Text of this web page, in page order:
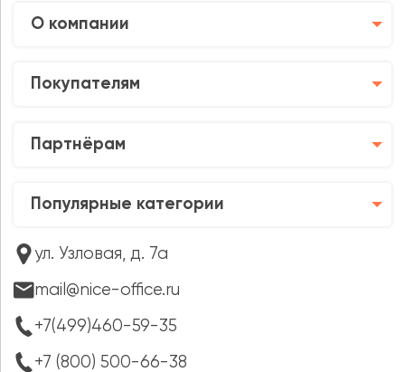
О компании
Покупателям
Партнёрам
Популярные категории
ул. Узловая, д. 7а
mail@nice-office.ru
+7(499)460-59-35
+7 (800) 500-66-38